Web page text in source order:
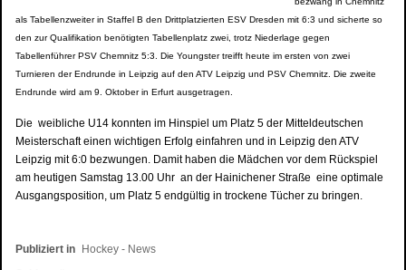
als Tabellenzweiter in Staffel B den Drittplatzierten ESV Dresden mit 6:3 und sicherte so
den zur Qualifikation benötigten Tabellenplatz zwei, trotz Niederlage gegen
Tabellenführer PSV Chemnitz 5:3. Die Youngster treifft heute im ersten von zwei
Turnieren der Endrunde in Leipzig auf den ATV Leipzig und PSV Chemnitz. Die zweite
Endrunde wird am 9. Oktober in Erfurt ausgetragen.
Die weibliche U14 konnten im Hinspiel um Platz 5 der Mitteldeutschen
Meisterschaft einen wichtigen Erfolg einfahren und in Leipzig den ATV
Leipzig mit 6:0 bezwungen. Damit haben die Mädchen vor dem Rückspiel
am heutigen Samstag 13.00 Uhr an der Hainichener Straße eine optimale
Ausgangsposition, um Platz 5 endgültig in trockene Tücher zu bringen.
Publiziert in Hockey - News